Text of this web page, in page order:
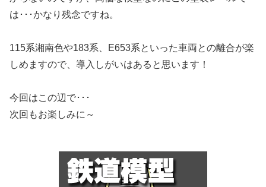
は･･･かなり残念ですね。
115系湘南色や183系、E653系といった車両との離合が楽
しめますので、導入しがいはあると思います！
今回はこの辺で･･･
次回もお楽しみに～